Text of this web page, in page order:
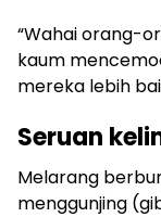
“Wahai orang-
kaum
mereka lebih
Seruan
Melarang
menggunjing